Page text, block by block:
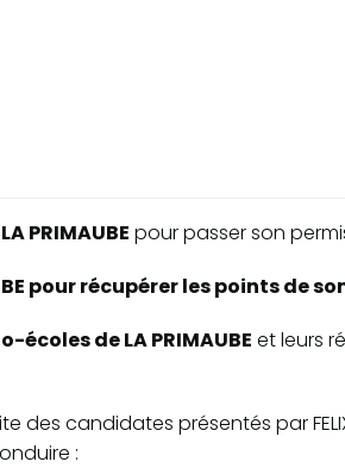
LA PRIMAUBE pour passer son
pour récupérer les points de
écoles de LA PRIMAUBE et leurs
candidates présentés par
: